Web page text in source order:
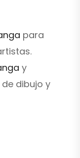
para
y
dibujo y